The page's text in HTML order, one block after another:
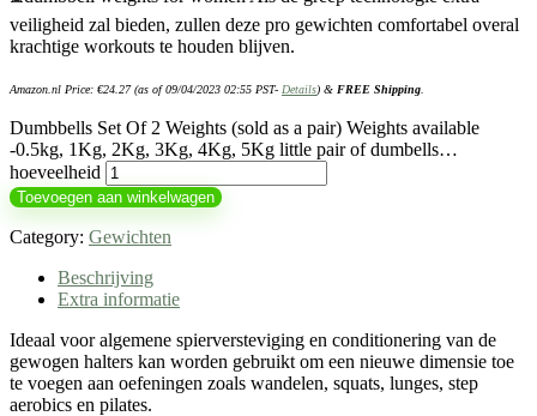
veiligheid zal bieden, zullen deze pro gewichten comfortabel overal
krachtige workouts te houden blijven.
Amazon.nl Price: €24.27(as of 09/04/2023 02:55 PST- Details) & FREE Shipping
Dumbbells Set Of 2 Weights (sold as a pair) Weights available
-0.5kg, 1Kg, 2Kg, 3Kg, 4Kg, 5Kg little pair of dumbells…
hoeveelheid
Toevoegen aan winkelwagen
Category: Gewichten
Beschrijving
Extra informatie
Ideaal voor algemene spierversteviging en conditionering van de
gewogen halters kan worden gebruikt om een ​​nieuwe dimensie toe
te voegen aan oefeningen zoals wandelen, squats, lunges, step
aerobics en pilates.